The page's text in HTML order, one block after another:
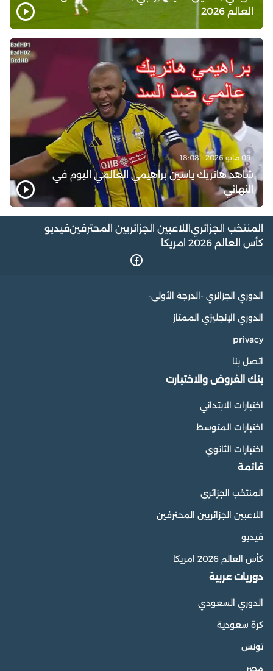
العالم 2026
09 مايو 2026 - 18:08
شاهد هاتريك ياسين براهيمي العالمي اليوم في
النهائي
المنتخب الجزائري اللاعبين الجزائريين المحترفينفيديو
كأس العالم 2026 امريكا
الدوري الجزائري -الدرجة الأولى-
الدوري الإنجليزي الممتاز
privacy
اتصل بنا
بنك الفروض والاختبارت
اختبارات الابتدائي
اختبارات المتوسط
اختبارات الثانوي
قائمة
المنتخب الجزائري
اللاعبين الجزائريين المحترفين
فيديو
كأس العالم 2026 امريكا
دوريات عربية
الدوري السعودي
كرة سعودية
تونس
مصر